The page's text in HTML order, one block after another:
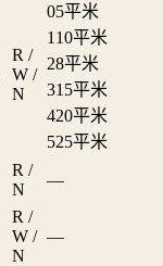
R /
W /
N
05平米
1 10平米
28平米
315平米
420平米
525平米
R /
N
—
R /
W /
N
—